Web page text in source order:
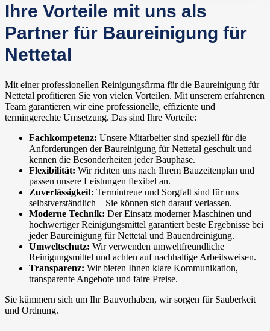
Ihre Vorteile mit uns als
Partner für Baureinigung für
Nettetal
Mit einer professionellen Reinigungsfirma für die Baureinigung für
Nettetal profitieren Sie von vielen Vorteilen. Mit unserem erfahrenen
Team garantieren wir eine professionelle, effiziente und
termingerechte Umsetzung. Das sind Ihre Vorteile:
Fachkompetenz: Unsere Mitarbeiter sind speziell für die
Anforderungen der Baureinigung für Nettetal geschult und
kennen die Besonderheiten jeder Bauphase.
Flexibilität: Wir richten uns nach Ihrem Bauzeitenplan und
passen unsere Leistungen flexibel an.
Zuverlässigkeit: Termintreue und Sorgfalt sind für uns
selbstverständlich – Sie können sich darauf verlassen.
Moderne Technik: Der Einsatz moderner Maschinen und
hochwertiger Reinigungsmittel garantiert beste Ergebnisse bei
jeder Baureinigung für Nettetal und Bauendreinigung.
Umweltschutz: Wir verwenden umweltfreundliche
Reinigungsmittel und achten auf nachhaltige Arbeitsweisen.
Transparenz: Wir bieten Ihnen klare Kommunikation,
transparente Angebote und faire Preise.
Sie kümmern sich um Ihr Bauvorhaben, wir sorgen für Sauberkeit
und Ordnung.